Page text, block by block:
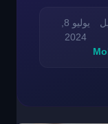
يوليو 8,
2024